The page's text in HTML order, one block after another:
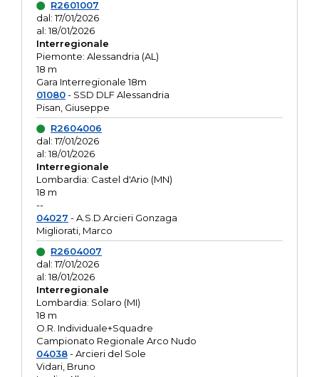
R2601007
dal: 17/01/2026
al: 18/01/2026
Interregionale
Piemonte: Alessandria (AL)
18 m
Gara Interregionale 18m
01080- SSD DLF Alessandria
Pisan, Giuseppe
R2604006
dal: 17/01/2026
al: 18/01/2026
Interregionale
Lombardia: Castel d'Ario (MN)
18 m
--
04027 - A.S.D.Arcieri Gonzaga
Migliorati, Marco
R2604007
dal: 17/01/2026
al: 18/01/2026
Interregionale
Lombardia: Solaro (MI)
18 m
O.R. Individuale+Squadre
Campionato Regionale Arco Nudo
04038- Arcieri del Sole
Vidari, Bruno